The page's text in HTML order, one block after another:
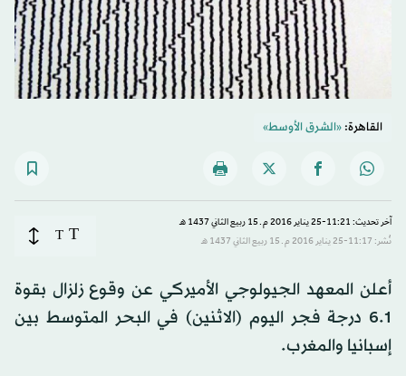
القاهرة:«الشرق الأوسط»
آخر تحديث: 11:21-25 يناير 2016 م ـ 15 ربيع الثاني 1437 هـ
نُشر: 11:17-25 يناير 2016 م ـ 15 ربيع الثاني 1437 هـ
T
T
أعلن المعهد الجيولوجي الأميركي عن وقوع زلزال بقوة
6.1 درجة فجر اليوم (الاثنين) في البحر المتوسط بين
إسبانيا والمغرب.